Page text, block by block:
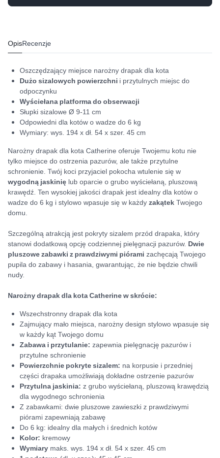
OpisRecenzje
Oszczędzający miejsce narożny drapak dla kota
Dużo sizalowych powierzchni i przytulnych miejsc do
odpoczynku
Wyściełana platforma do obserwacji
Słupki sizalowe Ø 9-11 cm
Odpowiedni dla kotów o wadze do 6 kg
Wymiary: wys. 194 x dł. 54 x szer. 45 cm
Narożny drapak dla kota Catherine oferuje Twojemu kotu nie
tylko miejsce do ostrzenia pazurów, ale także przytulne
schronienie. Twój koci przyjaciel pokocha wtulenie się w
wygodną jaskinię lub oparcie o grubo wyściełaną, pluszową
krawędź. Ten wysokiej jakości drapak jest idealny dla kotów o
wadze do 6 kg i stylowo wpasuje się w każdy zakątek Twojego
domu.
Szczególną atrakcją jest pokryty sizalem przód drapaka, który
stanowi dodatkową opcję codziennej pielęgnacji pazurów. Dwie
pluszowe zabawki z prawdziwymi piórami zachęcają Twojego
pupila do zabawy i hasania, gwarantując, że nie będzie chwili
nudy.
Narożny drapak dla kota Catherine w skrócie:
Wszechstronny drapak dla kota
Zajmujący mało miejsca, narożny design stylowo wpasuje się
w każdy kąt Twojego domu
Zabawa i przytulanie: zapewnia pielęgnację pazurów i
przytulne schronienie
Powierzchnie pokryte sizalem: na korpusie i przedniej
części drapaka umożliwiają dokładne ostrzenie pazurów
Przytulna jaskinia: z grubo wyściełaną, pluszową krawędzią
dla wygodnego schronienia
Z zabawkami: dwie pluszowe zawieszki z prawdziwymi
piórami zapewniają zabawę
Do 6 kg: idealny dla małych i średnich kotów
Kolor: kremowy
Wymiary maks. wys. 194 x dł. 54 x szer. 45 cm